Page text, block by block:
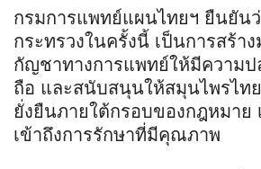
กรมการแพทย์แผนไทยฯ ยืนยัน
กระทรวงในครั้งนี้ เป็นการสร้า
กัญชาทางการแพทย์ให้มีความป
ถือ และสนับสนุนให้สมุนไพรไท
ยั่งยืนภายใต้กรอบของกฎหมาย
เข้าถึงการรักษาที่มีคุณภาพ